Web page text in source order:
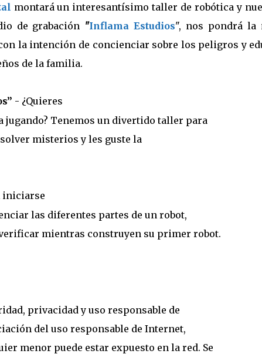
montará un interesantísimo taller de robótica y
de grabación "Inflama Estudios", nos pondrá la
la intención de concienciar sobre los peligros y
de la familia.
- ¿Quieres
Tenemos un divertido taller para
misterios y les guste la
iniciarse
las diferentes partes de un robot,
mientras construyen su primer robot.
privacidad y uso responsable de
del uso responsable de Internet,
menor puede estar expuesto en la red. Se